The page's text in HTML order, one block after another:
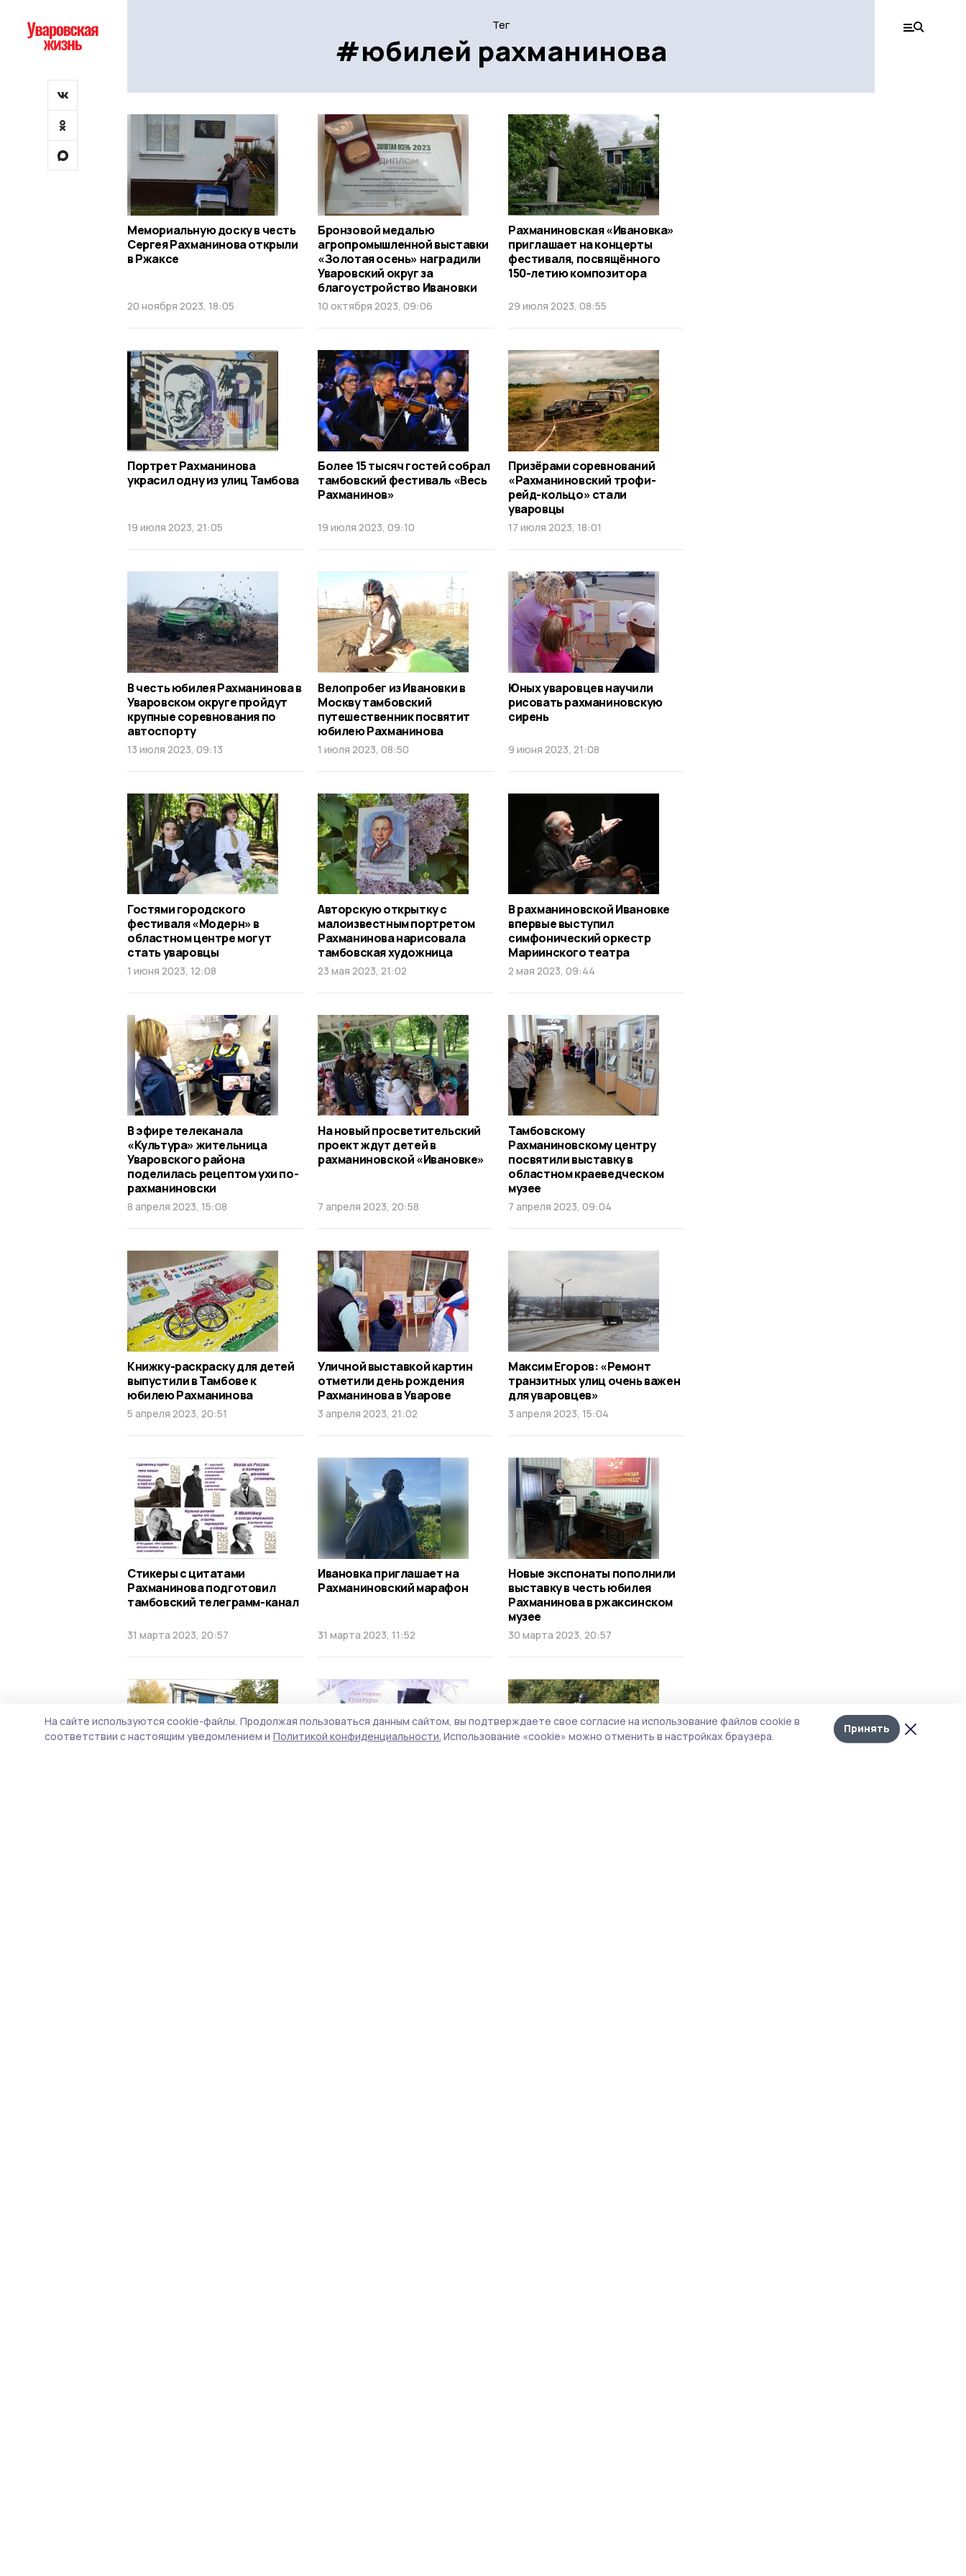
Тег
#юбилей рахманинова
Мемориальную доску в честь
Сергея Рахманинова открыли
в Ржаксе
20 ноября 2023, 18:05
Бронзовой медалью
агропромышленной выставки
«Золотая осень» наградили
Уваровский округ за
благоустройство Ивановки
10 октября 2023, 09:06
Рахманиновская «Ивановка»
приглашает на концерты
фестиваля, посвящённого
150-летию композитора
29 июля 2023, 08:55
Портрет Рахманинова
украсил одну из улиц Тамбова
19 июля 2023, 21:05
Более 15 тысяч гостей собрал
тамбовский фестиваль «Весь
Рахманинов»
19 июля 2023, 09:10
Призёрами соревнований
«Рахманиновский трофи-
рейд-кольцо» стали
уваровцы
17 июля 2023, 18:01
В честь юбилея Рахманинова в
Уваровском округе пройдут
крупные соревнования по
автоспорту
13 июля 2023, 09:13
Велопробег из Ивановки в
Москву тамбовский
путешественник посвятит
юбилею Рахманинова
1 июля 2023, 08:50
Юных уваровцев научили
рисовать рахманиновскую
сирень
9 июня 2023, 21:08
Гостями городского
фестиваля «Модерн» в
областном центре могут
стать уваровцы
1 июня 2023, 12:08
Авторскую открытку с
малоизвестным портретом
Рахманинова нарисовала
тамбовская художница
23 мая 2023, 21:02
В рахманиновской Ивановке
впервые выступил
симфонический оркестр
Мариинского театра
2 мая 2023, 09:44
В эфире телеканала
«Культура» жительница
Уваровского района
поделилась рецептом ухи по-
рахманиновски
8 апреля 2023, 15:08
На новый просветительский
проект ждут детей в
рахманиновской «Ивановке»
7 апреля 2023, 20:58
Тамбовскому
Рахманиновскому центру
посвятили выставку в
областном краеведческом
музее
7 апреля 2023, 09:04
Книжку-раскраску для детей
выпустили в Тамбове к
юбилею Рахманинова
5 апреля 2023, 20:51
Уличной выставкой картин
отметили день рождения
Рахманинова в Уварове
3 апреля 2023, 21:02
Максим Егоров: «Ремонт
транзитных улиц очень важен
для уваровцев»
3 апреля 2023, 15:04
Стикеры с цитатами
Рахманинова подготовил
тамбовский телеграмм-канал
31 марта 2023, 20:57
Ивановка приглашает на
Рахманиновский марафон
31 марта 2023, 11:52
Новые экспонаты пополнили
выставку в честь юбилея
Рахманинова в ржаксинском
музее
30 марта 2023, 20:57
На сайте используются cookie-файлы. Продолжая пользоваться данным сайтом, вы подтверждаете свое согласие на использование файлов cookie в
соответствии с настоящим уведомлением и Политикой конфиденциальности. Использование «cookie» можно отменить в настройках браузера.
Принять